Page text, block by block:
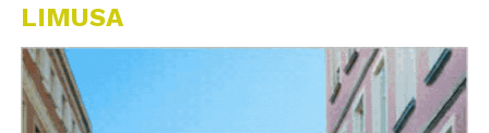
LIMUSA